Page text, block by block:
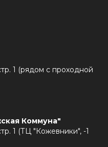
1 (рядом с проходной
Коммуна"
1 (ТЦ "Кожевники", -1